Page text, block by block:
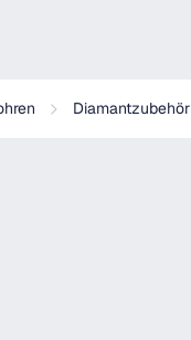
Diamantzubehör
DD3-152 - 4932352680